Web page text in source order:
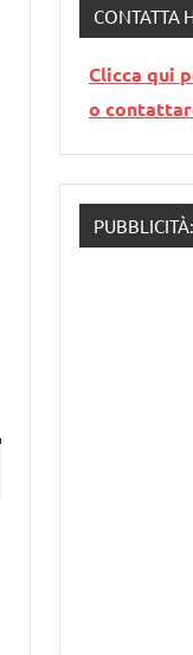
CONTATTA
Clicca qui
o
PUBBLICITÀ: